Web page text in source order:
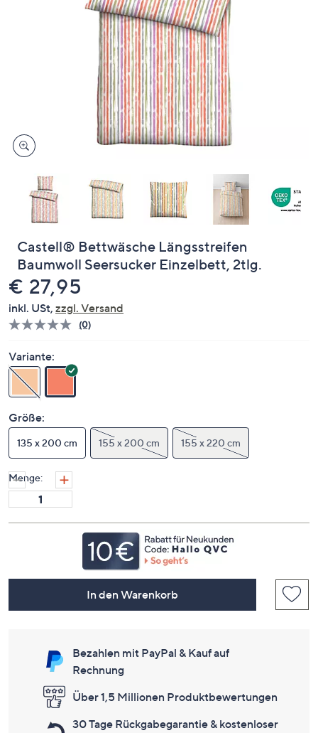
links
bzw.
diese
anzuzeigen.
Castell® Bettwäsche Längsstreifen
Baumwoll Seersucker Einzelbett, 2tlg.
Gelöscht
€ 27,95
inkl. USt, zzgl. Versand
Bisher
auf
derselben
Seite.
(0)
Variante:
Größe:
135 x 200 cm 155 x 200 cm 155 x 220 cm
Menge:
In den Warenkorb
Bezahlen mit PayPal & Kauf auf
Rechnung
Über 1,5 Millionen Produktbewertungen
30 Tage Rückgabegarantie & kostenloser